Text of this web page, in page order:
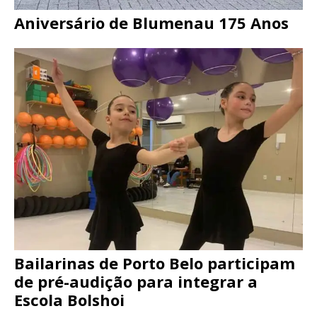
Aniversário de Blumenau 175 Anos
Bailarinas de Porto Belo participam
de pré-audição para integrar a
Escola Bolshoi